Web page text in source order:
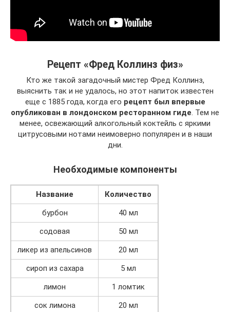
Рецепт «Фред Коллинз физ»
Кто же такой загадочный мистер Фред Коллинз,
выяснить так и не удалось, но этот напиток известен
еще с 1885 года, когда его рецепт был впервые
опубликован в лондонском ресторанном гиде. Тем не
менее, освежающий алкогольный коктейль с яркими
цитрусовыми нотами неимоверно популярен и в наши
дни.
Необходимые компоненты
Название
Количество
бурбон
40 мл
содовая
50 мл
ликер из апельсинов
20 мл
сироп из сахара
5 мл
лимон
1 ломтик
сок лимона
20 мл